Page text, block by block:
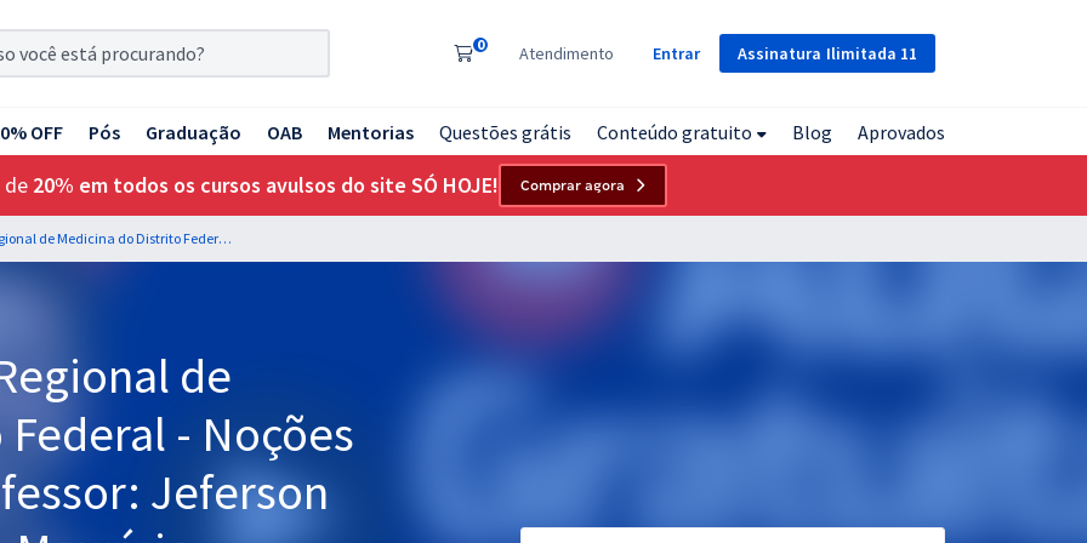
Assinatura Ilimitada 11
0 Atendimento Entrar
OFF Pós Graduação OAB Mentorias Questões grátis Conteúdo gratuito Blog Aprovados
de 20% em todos os cursos avulsos do site SÓ HOJE! Comprar agora
CRM DF - Conselho Regional de Medicina do Distrito Federal - Noções de Informática - Professor: Jeferson Bogo (Videoaulas) & Maurício Franceschini (Aulas em PDF)
de
- Noções
Jeferson